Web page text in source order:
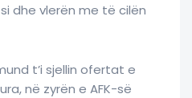
dhe vlerën me të cilën
t’i sjellin ofertat e
në zyrën e AFK-së